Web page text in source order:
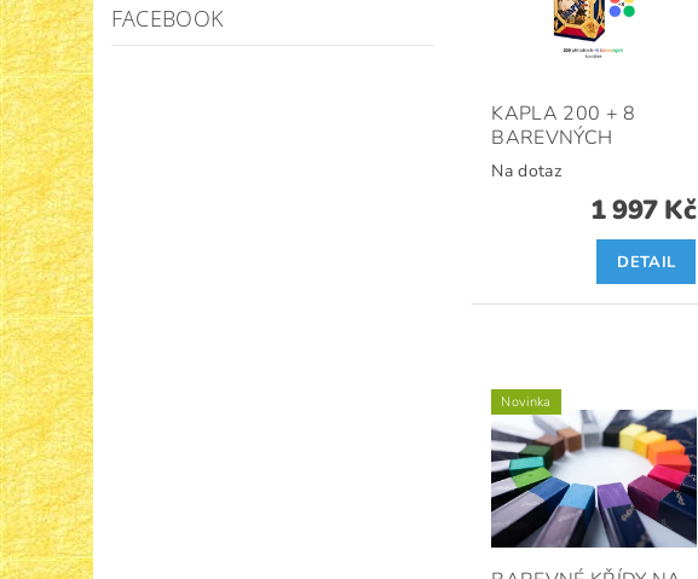
FACEBOOK
KAPLA 200 + 8
BAREVNÝCH
Na dotaz
1 997 Kč
DETAIL
Novinka